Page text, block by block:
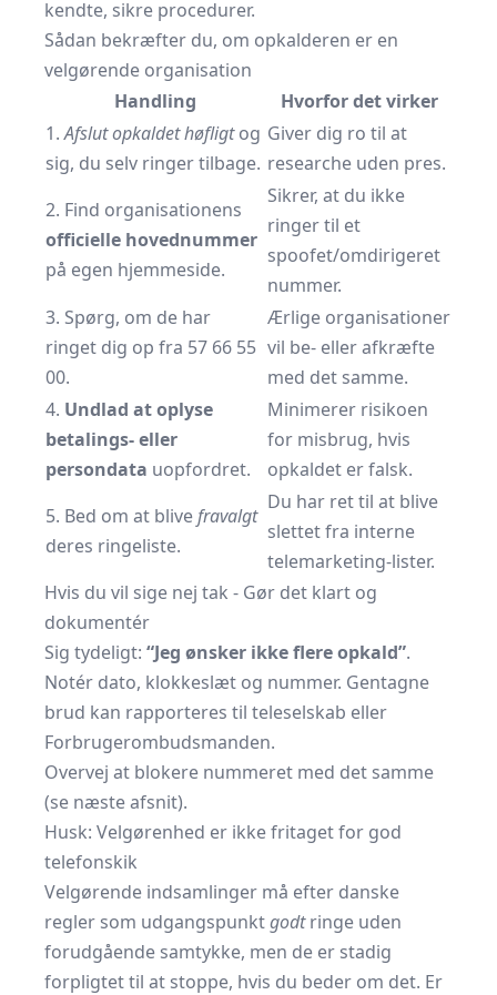
kendte, sikre procedurer.
Sådan bekræfter du, om opkalderen er en
velgørende organisation
Handling
Hvorfor det virker
1.Afslut opkaldet høfligtog
sig, du selv ringer tilbage.
Giver dig ro til at
researche uden pres.
2. Find organisationens
officielle hovednummer
på egen hjemmeside.
Sikrer, at du ikke
ringer til et
spoofet/omdirigeret
nummer.
3. Spørg, om de har
ringet dig op fra 57 66 55
00.
Ærlige organisationer
vil be- eller afkræfte
med det samme.
4. Undlad at oplyse
betalings- eller
persondata uopfordret.
Minimerer risikoen
for misbrug, hvis
opkaldet er falsk.
5. Bed om at blivefravalgt
deres ringeliste.
Du har ret til at blive
slettet fra interne
telemarketing-lister.
Hvis du vil sige nej tak - Gør det klart og
dokumentér
Sig tydeligt: “Jeg ønsker ikke flere opkald”.
Notér dato, klokkeslæt og nummer. Gentagne
brud kan rapporteres til teleselskab eller
Forbrugerombudsmanden.
Overvej at blokere nummeret med det samme
(se næste afsnit).
Husk: Velgørenhed er ikke fritaget for god
telefonskik
Velgørende indsamlinger må efter danske
regler som udgangspunktgodtringe uden
forudgående samtykke, men de er stadig
forpligtet til at stoppe, hvis du beder om det. Er